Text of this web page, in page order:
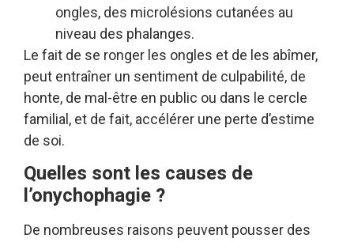
ongles, des microlésions cutanées au
niveau des phalanges.
Le fait de se ronger les ongles et de les abîmer,
peut entraîner un sentiment de culpabilité, de
honte, de mal-être en public ou dans le cercle
familial, et de fait, accélérer une perte d’estime
de soi.
Quelles sont les causes de
l’onychophagie ?
De nombreuses raisons peuvent pousser des